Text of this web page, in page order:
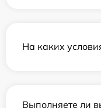
На каких
Выполняете ли